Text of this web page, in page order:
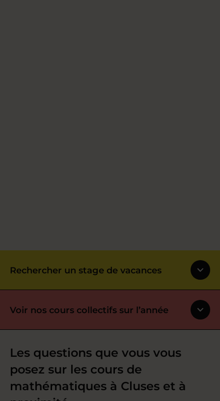
Rechercher un stage de vacances
Voir nos cours collectifs sur l’année
Les questions que vous vous
posez sur les cours de
mathématiques à Cluses et à